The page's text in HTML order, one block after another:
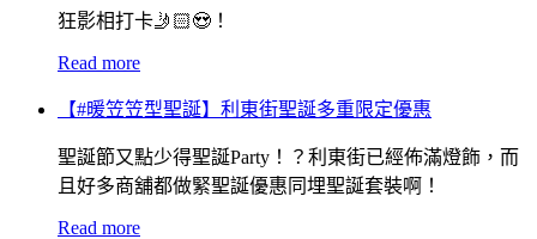
狂影相打卡🤳🏻😍！
Read more
【#暖笠笠型聖誕】利東街聖誕多重限定優惠
聖誕節又點少得聖誕Party！？利東街已經佈滿燈飾，而
且好多商舖都做緊聖誕優惠同埋聖誕套裝啊！
Read more